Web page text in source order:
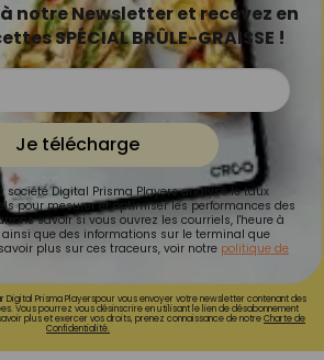
notre Newsletter et recevez en
SPÉCIAL BRÛLE-GRAISSE !
Je télécharge
société Digital Prisma Players analyse le taux
pour mesurer et optimiser les performances des
savoir si vous ouvrez les courriels, l'heure à
que des informations sur le terminal que
plus sur ces traceurs, voir notre politique de
Digital Prisma Playerspour vous envoyer votre newsletter contenant des
Vous pourrez vous désinscrire en utilisant le lien de désabonnement
plus et exercer vos droits, prenez connaissance de notreCharte de
Confidentialité.